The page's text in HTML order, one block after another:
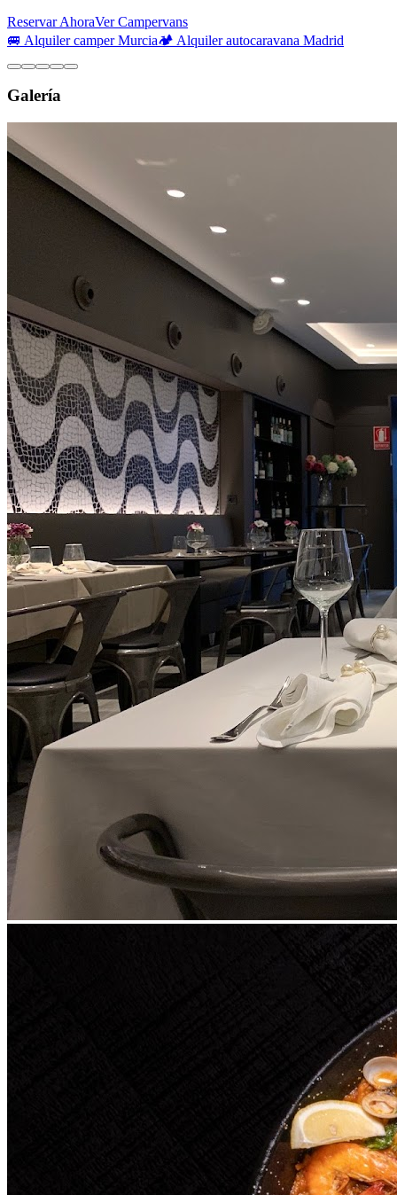
Reservar AhoraVer Campervans
🚐 Alquiler camper Murcia🏕️ Alquiler autocaravana Madrid
Galería